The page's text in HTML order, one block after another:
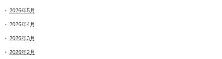
2026年5月
2026年4月
2026年3月
2026年2月